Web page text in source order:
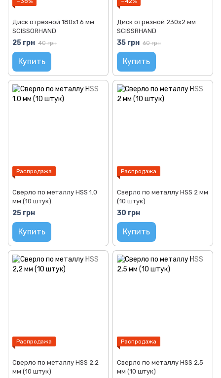
Диск отрезной 180х1.6 мм
SCISSORHAND
25 грн 40 грн
Купить
Диск отрезной 230х2 мм
SCISSRHAND
35 грн 60 грн
Купить
Распродажа
Сверло по металлу HSS 1.0
мм (10 штук)
25 грн
Купить
Распродажа
Сверло по металлу HSS 2 мм
(10 штук)
30 грн
Купить
Распродажа
Сверло по металлу HSS 2,2
мм (10 штук)
Распродажа
Сверло по металлу HSS 2,5
мм (10 штук)